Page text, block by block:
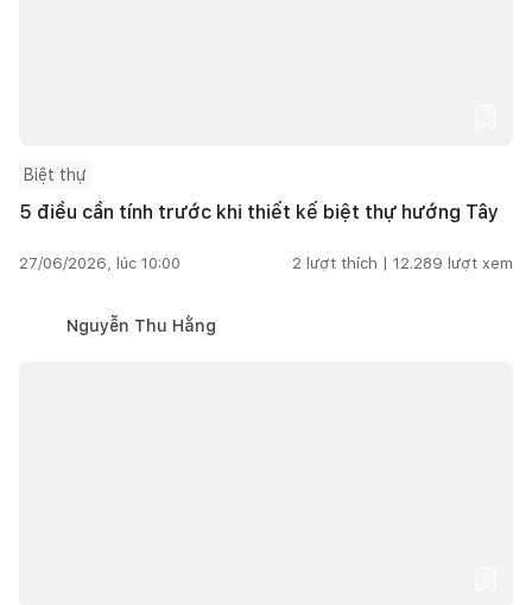
Biệt thự
5 điều cần tính trước khi thiết kế biệt thự hướng Tây
27/06/2026, lúc 10:00 2 lượt thích | 12.289 lượt xem
Nguyễn Thu Hằng